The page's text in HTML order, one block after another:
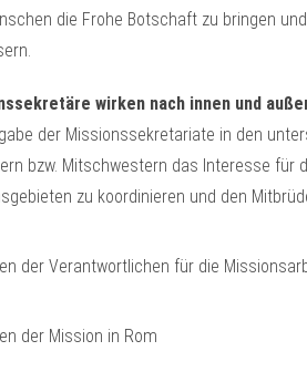
die Frohe Botschaft zu bringen
wirken nach innen und
der Missionssekretariate in den
bzw. Mitschwestern das Interesse für
zu koordinieren und den